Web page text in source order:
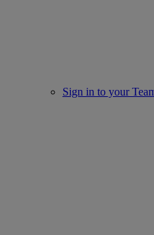
Sign in to your